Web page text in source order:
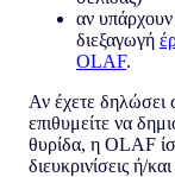
αν υπάρχουν
διεξαγωγή
OLAF.
Αν έχετε δηλώσει
επιθυμείτε να
θυρίδα, η OLAF
διευκρινίσεις ή/